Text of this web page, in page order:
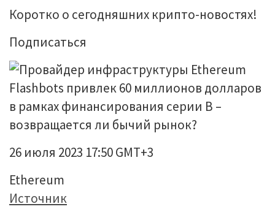
Коротко о сегодняшних крипто-новостях!
Подписаться
26 июля 2023 17:50 GMT+3
Ethereum
Источник